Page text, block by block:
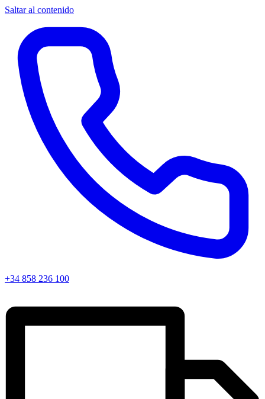
Saltar al contenido
+34 858 236 100